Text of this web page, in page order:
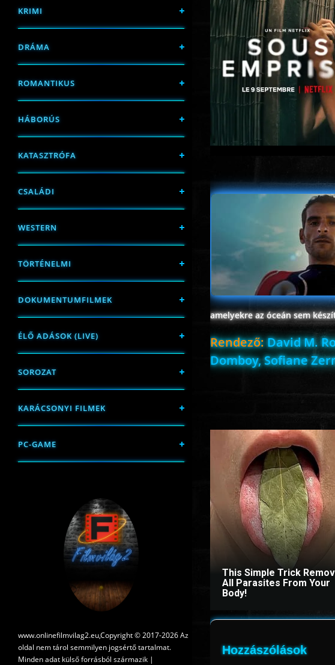
KRIMI
DRÁMA
ROMANTIKUS
HÁBORÚS
KATASZTRÓFA
CSALÁDI
WESTERN
TÖRTÉNELMI
DOKUMENTUMFILMEK
ÉLŐ ADÁSOK (LIVE)
SOROZAT
KARÁCSONYI FILMEK
PC-GAME
www.onlinefilmvilag2.eu,Copyright © 2017-2026 Az
oldal nem tárol semmilyen jogsértő tartalmat.
Minden adat külső forrásból származik |
amelyekre az óceán sem
Rendező:David M.
Domboy, Sofiane
This Simple Trick
All Parasites From Your
Body!
Hozzászólások